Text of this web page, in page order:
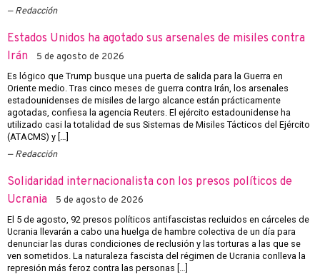
Redacción
Estados Unidos ha agotado sus arsenales de misiles contra
Irán
5 de agosto de 2026
Es lógico que Trump busque una puerta de salida para la Guerra en
Oriente medio. Tras cinco meses de guerra contra Irán, los arsenales
estadounidenses de misiles de largo alcance están prácticamente
agotadas, confiesa la agencia Reuters. El ejército estadounidense ha
utilizado casi la totalidad de sus Sistemas de Misiles Tácticos del Ejército
(ATACMS) y […]
Redacción
Solidaridad internacionalista con los presos políticos de
Ucrania
5 de agosto de 2026
El 5 de agosto, 92 presos políticos antifascistas recluidos en cárceles de
Ucrania llevarán a cabo una huelga de hambre colectiva de un día para
denunciar las duras condiciones de reclusión y las torturas a las que se
ven sometidos. La naturaleza fascista del régimen de Ucrania conlleva la
represión más feroz contra las personas […]